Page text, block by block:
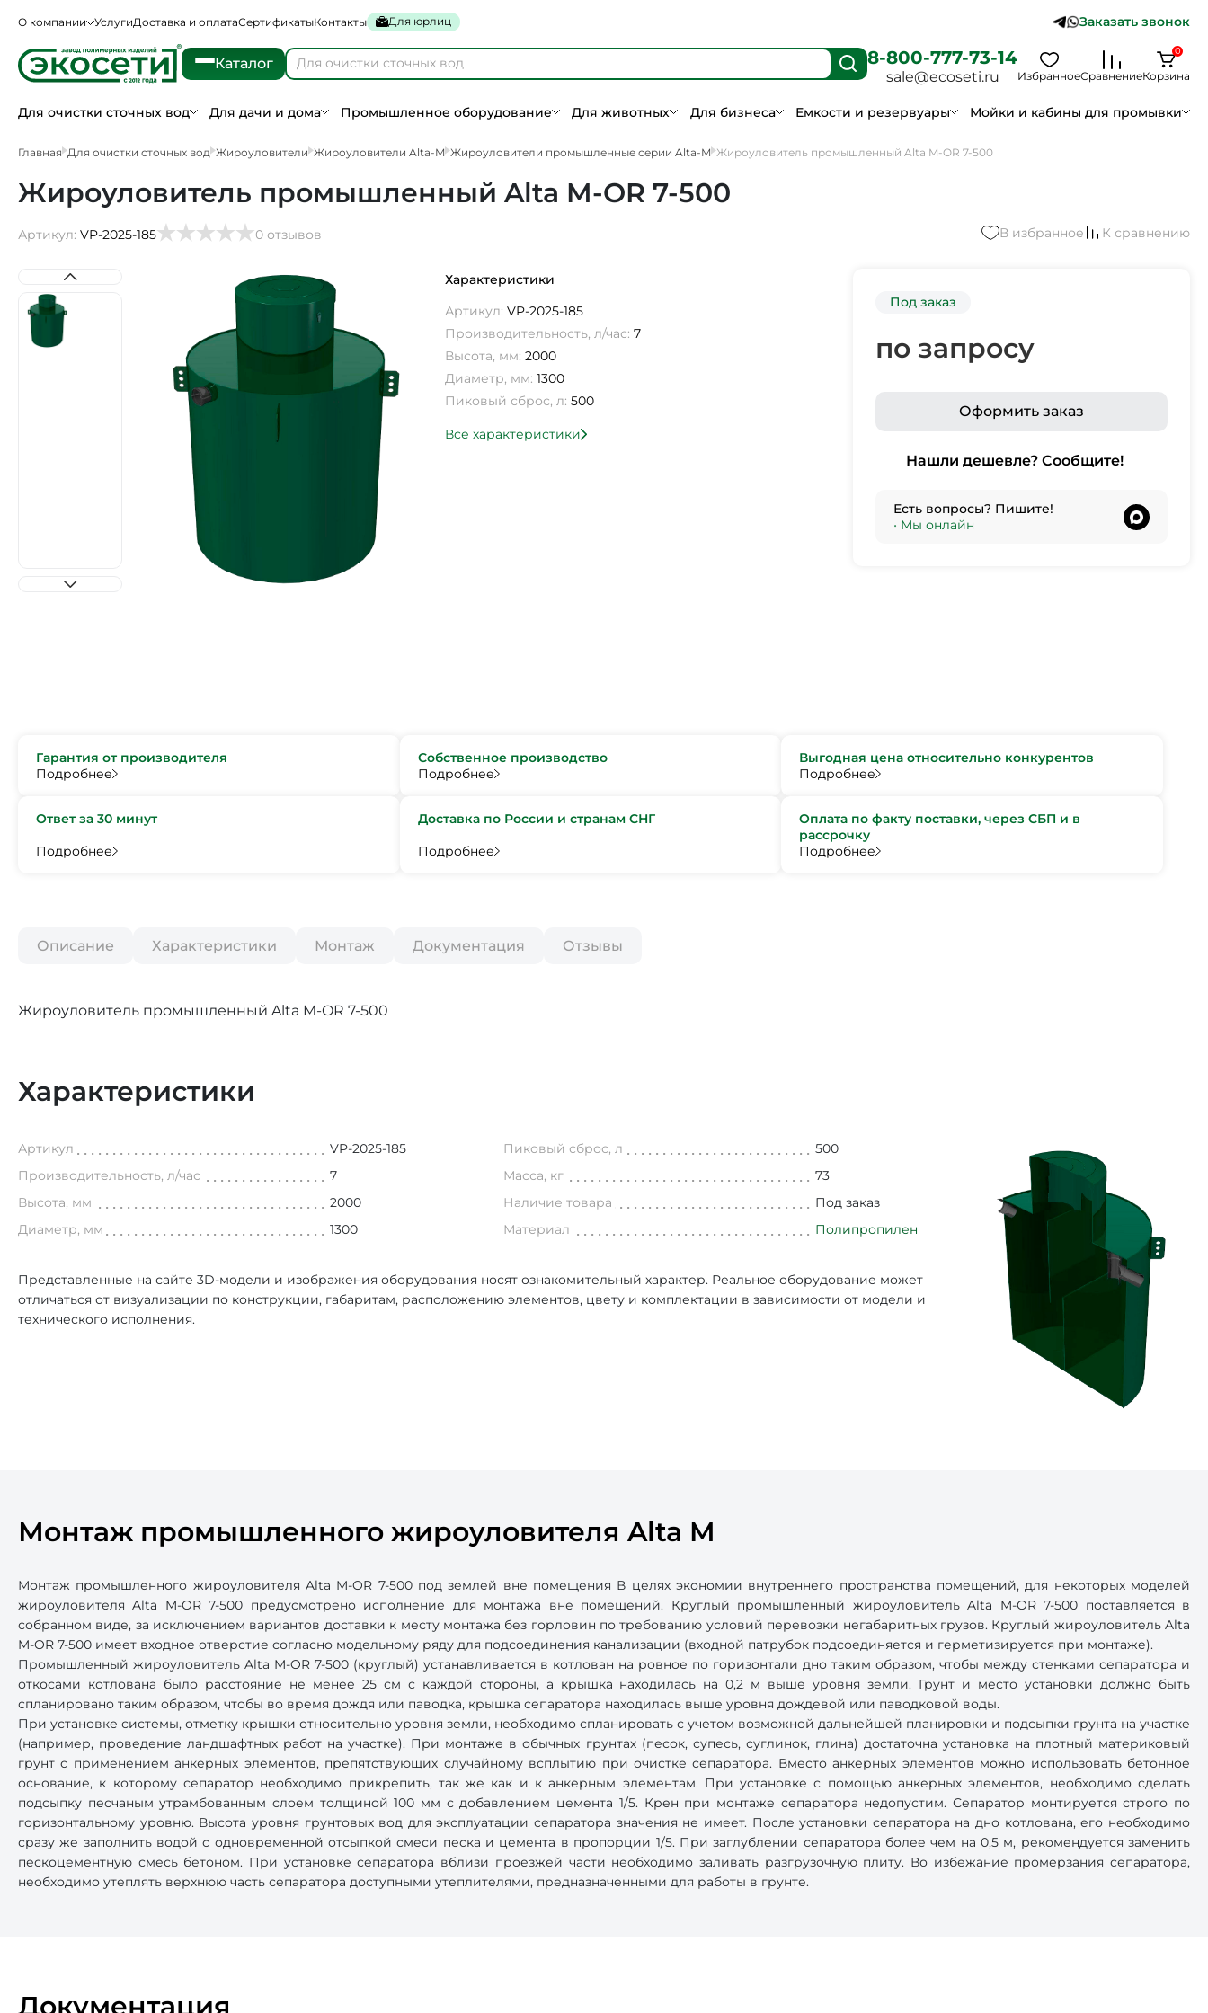
О компании УслугиДоставка и оплатаСертификатыКонтакты Для юрлиц Заказать звонок
Каталог 8-800-777-73-14
sale@ecoseti.ru ИзбранноеСравнениеКорзина
0
Для очистки сточных вод Для дачи и дома Промышленное оборудование Для животных Для бизнеса Емкости и резервуары Мойки и кабины для промывки
Главная Для очистки сточных вод Жироуловители Жироуловители Alta-M Жироуловители промышленные серии Alta-M Жироуловитель промышленный Alta M-OR 7-500
Жироуловитель промышленный Alta M-OR 7-500
Артикул: VP-2025-185 0 отзывов В избранное К сравнению
Характеристики
Артикул: VP-2025-185
Производительность, л/час: 7
Высота, мм: 2000
Диаметр, мм: 1300
Пиковый сброс, л: 500
Все характеристики
Под заказ
по запросу
Оформить заказ
Нашли дешевле? Сообщите!
Есть вопросы? Пишите!
• Мы онлайн
Гарантия от производителя
Подробнее
Собственное производство
Подробнее
Выгодная цена относительно конкурентов
Подробнее
Ответ за 30 минут
Подробнее
Доставка по России и странам СНГ
Подробнее
Оплата по факту поставки, через СБП и в
рассрочку
Подробнее
Описание Характеристики Монтаж Документация Отзывы
Жироуловитель промышленный Alta M-OR 7-500
Характеристики
Артикул
VP-2025-185
Производительность, л/час
7
Высота, мм
2000
Диаметр, мм
1300
Пиковый сброс, л
500
Масса, кг
73
Наличие товара
Под заказ
Материал
Полипропилен
Представленные на сайте 3D-модели и изображения оборудования носят ознакомительный характер. Реальное оборудование может
отличаться от визуализации по конструкции, габаритам, расположению элементов, цвету и комплектации в зависимости от модели и
технического исполнения.
Монтаж промышленного жироуловителя Alta M
Монтаж промышленного жироуловителя Alta M-OR 7-500 под землей вне помещения В целях экономии внутреннего пространства помещений, для некоторых моделей
жироуловителя Alta M-OR 7-500 предусмотрено исполнение для монтажа вне помещений. Круглый промышленный жироуловитель Alta M-OR 7-500 поставляется в
собранном виде, за исключением вариантов доставки к месту монтажа без горловин по требованию условий перевозки негабаритных грузов. Круглый жироуловитель Alta
M-OR 7-500 имеет входное отверстие согласно модельному ряду для подсоединения канализации (входной патрубок подсоединяется и герметизируется при монтаже).
Промышленный жироуловитель Alta M-OR 7-500 (круглый) устанавливается в котлован на ровное по горизонтали дно таким образом, чтобы между стенками сепаратора и
откосами котлована было расстояние не менее 25 см с каждой стороны, а крышка находилась на 0,2 м выше уровня земли. Грунт и место установки должно быть
спланировано таким образом, чтобы во время дождя или паводка, крышка сепаратора находилась выше уровня дождевой или паводковой воды.
При установке системы, отметку крышки относительно уровня земли, необходимо спланировать с учетом возможной дальнейшей планировки и подсыпки грунта на участке
(например, проведение ландшафтных работ на участке). При монтаже в обычных грунтах (песок, супесь, суглинок, глина) достаточна установка на плотный материковый
грунт с применением анкерных элементов, препятствующих случайному всплытию при очистке сепаратора. Вместо анкерных элементов можно использовать бетонное
основание, к которому сепаратор необходимо прикрепить, так же как и к анкерным элементам. При установке с помощью анкерных элементов, необходимо сделать
подсыпку песчаным утрамбованным слоем толщиной 100 мм с добавлением цемента 1/5. Крен при монтаже сепаратора недопустим. Сепаратор монтируется строго по
горизонтальному уровню. Высота уровня грунтовых вод для эксплуатации сепаратора значения не имеет. После установки сепаратора на дно котлована, его необходимо
сразу же заполнить водой с одновременной отсыпкой смеси песка и цемента в пропорции 1/5. При заглублении сепаратора более чем на 0,5 м, рекомендуется заменить
пескоцементную смесь бетоном. При установке сепаратора вблизи проезжей части необходимо заливать разгрузочную плиту. Во избежание промерзания сепаратора,
необходимо утеплять верхнюю часть сепаратора доступными утеплителями, предназначенными для работы в грунте.